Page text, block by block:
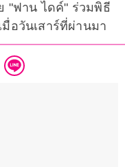
"ฟาน ไดค์" ร่วมพิธี
อวันเสาร์ที่ผ่านมา